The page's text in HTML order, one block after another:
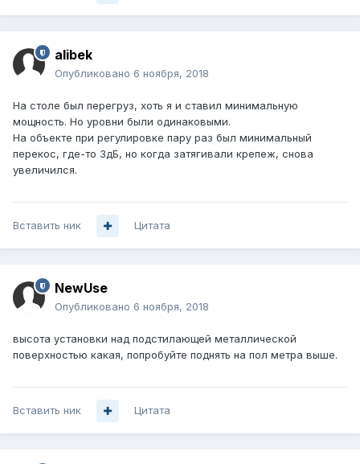
alibek
Опубликовано 6 ноября, 2018
На столе был перегруз, хоть я и ставил минимальную
мощность. Но уровни были одинаковыми.
На объекте при регулировке пару раз был минимальный
перекос, где-то 3дБ, но когда затягивали крепеж, снова
увеличился.
Вставить ник Цитата
NewUse
Опубликовано 6 ноября, 2018
высота установки над подстилающей металлической
поверхностью какая, попробуйте поднять на пол метра выше.
Вставить ник Цитата